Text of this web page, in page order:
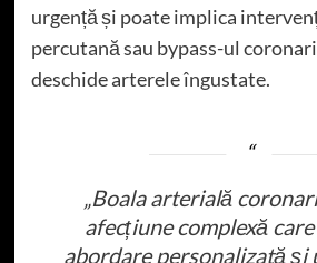
urgență și poate implica
percutană sau bypass-ul
deschide arterele îngustate.
„Boala arterială
afecțiune complexă
abordare personalizată și